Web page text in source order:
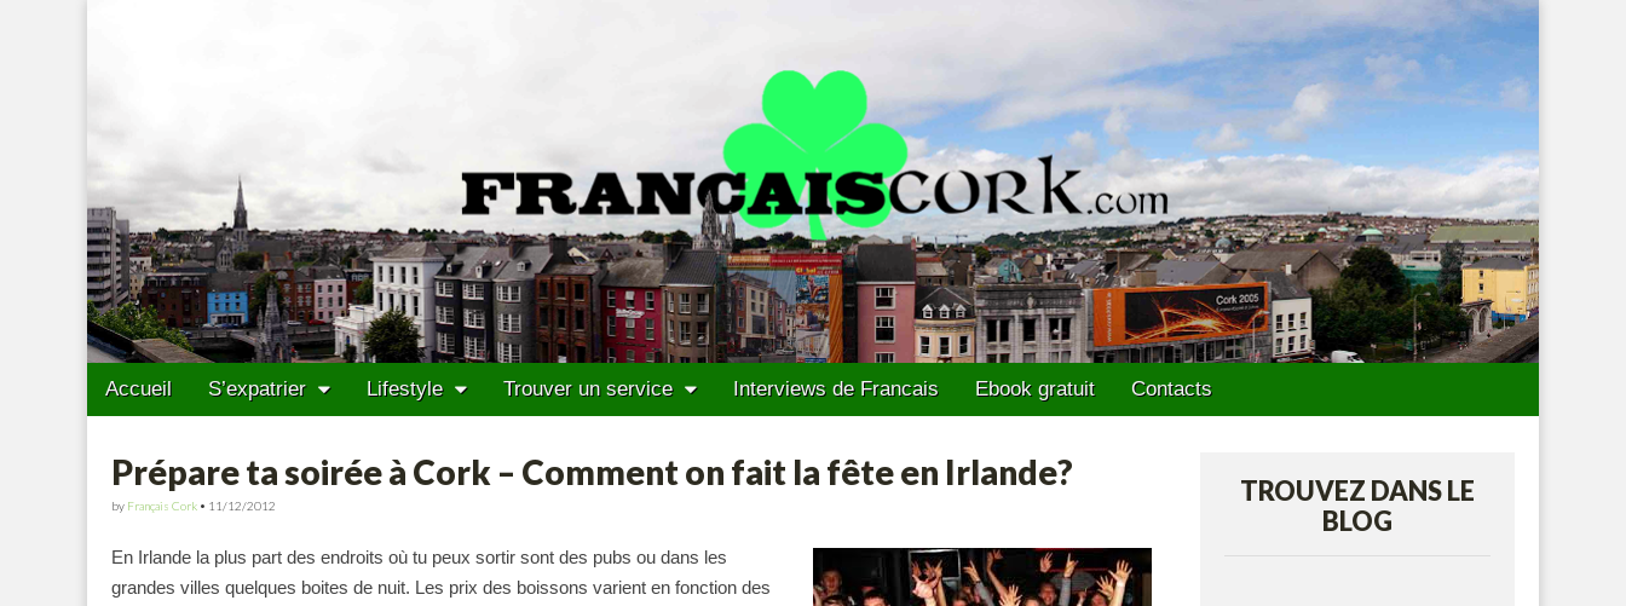
Main menu
Skip to content
Accueil S’expatrier Lifestyle Trouver un service Interviews de Francais Ebook gratuit Contacts
Prépare ta soirée à Cork – Comment on fait la fête en Irlande?
by Français Cork • 11/12/2012
En Irlande la plus part des endroits où tu peux sortir sont des pubs ou dans les
grandes villes quelques boites de nuit. Les prix des boissons varient en fonction des
TROUVEZ DANS LE
BLOG